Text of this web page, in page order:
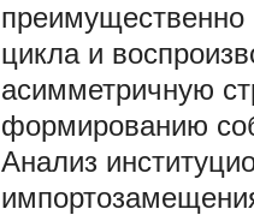
преимущественно
цикла и
асимметричную
формированию
Анализ